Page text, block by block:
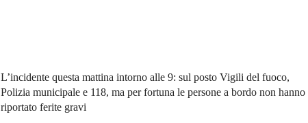
L’incidente questa mattina intorno alle 9: sul posto Vigili del fuoco,
Polizia municipale e 118, ma per fortuna le persone a bordo non hanno
riportato ferite gravi